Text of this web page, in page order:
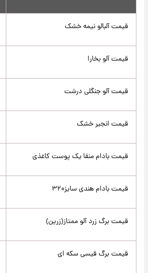
قیمت آلبالو نیمه خشک
قیمت آلو بخارا
قیمت آلو جنگلی درشت
قیمت انجیر خشک
قیمت بادام منقا یک پوست کاغذی
قیمت بادام هندی سایز۳۲۰
قیمت برگ زرد آلو ممتاز(زرین)
قیمت برگ قیسی سکه ای